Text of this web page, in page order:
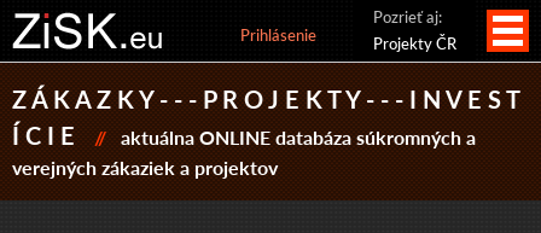
Pozrieť aj:
Projekty ČR
Prihlásenie
Z Á K A Z K Y - - - P R O J E K T Y - - - I N V E S T
Í C I E
// aktuálna ONLINE databáza súkromných a
verejných zákaziek a projektov